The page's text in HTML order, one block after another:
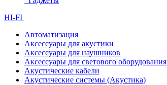
HI-FI
Автоматизация
Аксессуары для акустики
Аксессуары для наушников
Аксессуары для светового оборудования
Акустические кабели
Акустические системы (Акустика)